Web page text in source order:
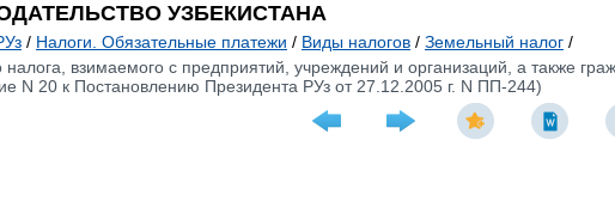
УЗБЕКИСТАНА
/ Налоги. Обязательные платежи / Виды налогов / Земельный налог /
налога, взимаемого с предприятий, учреждений и организаций, а также
N 20 к Постановлению Президента РУз от 27.12.2005 г. N ПП-244)